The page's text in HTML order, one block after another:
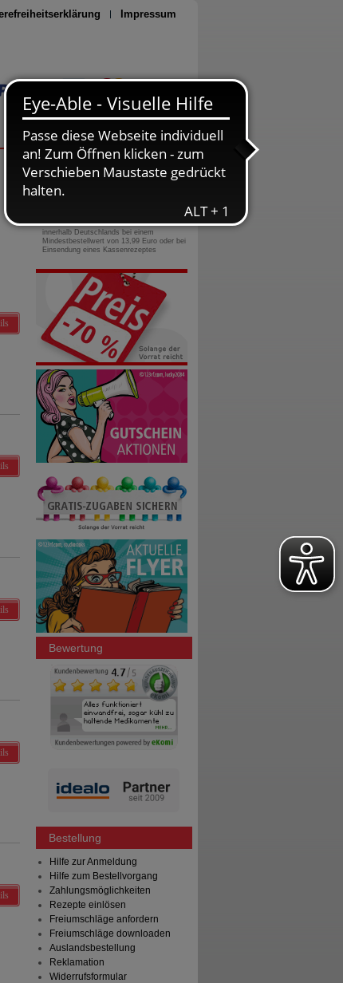
Impressum
Seite drucken
0800-10 11 422
gebührenfreie Rufnummer
innerhalb Deutschlands bei einem
Mindestbestellwert von 13,99 Euro oder bei
Einsendung eines Kassenrezeptes
Bewertung
Bestellung
Hilfe zur Anmeldung
Hilfe zum Bestellvorgang
Zahlungsmöglichkeiten
Rezepte einlösen
Freiumschläge anfordern
Freiumschläge downloaden
Auslandsbestellung
Reklamation
Widerrufsformular